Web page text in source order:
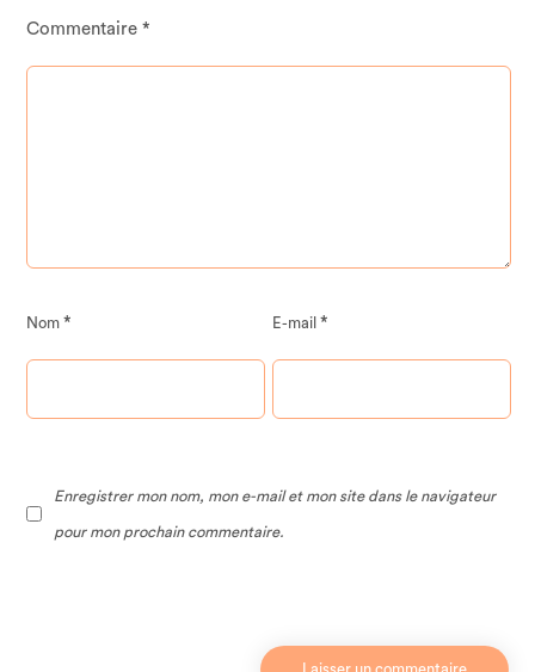
Commentaire*
Nom* E-mail*
Enregistrer mon nom, mon e-mail et mon site dans le navigateur
pour mon prochain commentaire.